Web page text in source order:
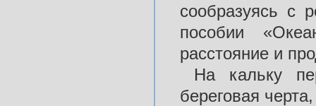
сообразуясь с
пособии
расстояние и
На кальку
береговая